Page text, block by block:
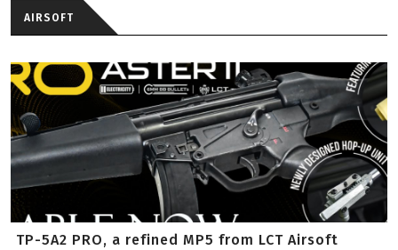
AIRSOFT
TP-5A2 PRO, a refined MP5 from LCT Airsoft